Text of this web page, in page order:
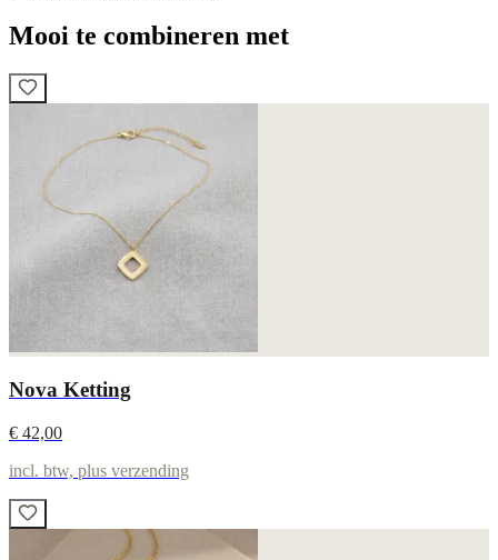
Mooi te combineren met
Nova Ketting
€ 42,00
incl. btw, plus verzending